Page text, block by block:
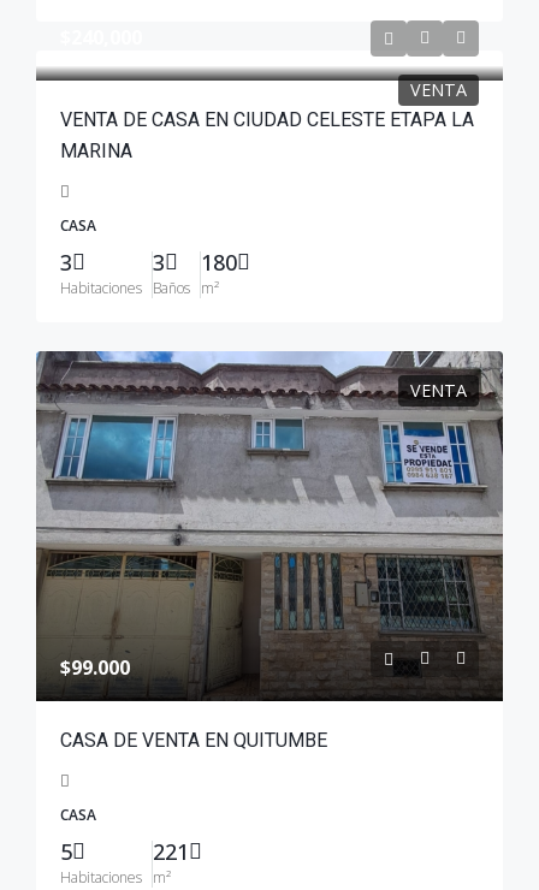
VENTA
VENTA DE CASA EN CIUDAD CELESTE ETAPA LA
MARINA
CASA
3
Habitaciones
3
Baños
180
m²
VENTA
$99.000
CASA DE VENTA EN QUITUMBE
CASA
5
Habitaciones
221
m²